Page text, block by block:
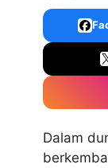
Dalam